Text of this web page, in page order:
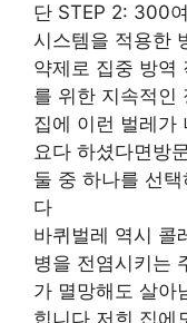
단 STEP 2: 300
시스템을 적용한
약제로 집중 방역
를 위한 지속적인
집에 이런 벌레가
요다 하셨다면방
둘 중 하나를 선
다
바퀴벌레 역시 콜
병을 전염시키는
가 멸망해도 살아
힙니다 저희 집에